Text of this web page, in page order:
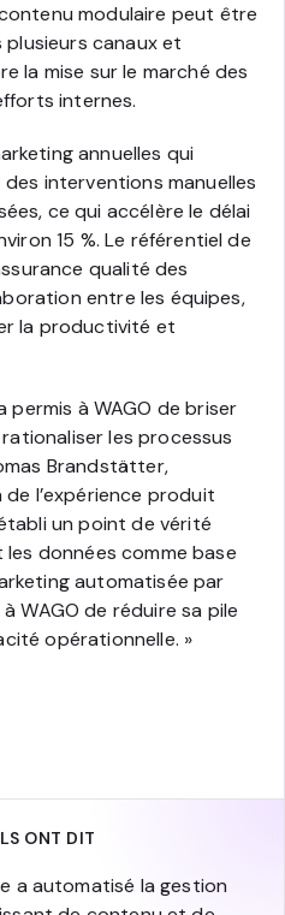
modulaire peut être
canaux et
la mise sur le marché des
internes.
annuelles qui
interventions manuelles
ce qui accélère le délai
15 %. Le référentiel de
qualité des
entre les équipes,
la productivité et
permis à WAGO de briser
les processus
Brandstätter,
l’expérience produit
un point de vérité
données comme base
automatisée par
WAGO de réduire sa pile
opérationnelle. »
ONT DIT
a automatisé la gestion